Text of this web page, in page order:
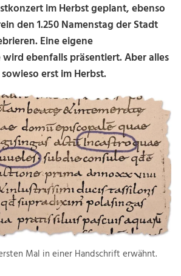
im Herbst geplant, ebenso
den 1.250 Namenstag der Stadt
Eine eigene
ebenfalls präsentiert. Aber alles
erst im Herbst.
Mal in einer Handschrift erwähnt.